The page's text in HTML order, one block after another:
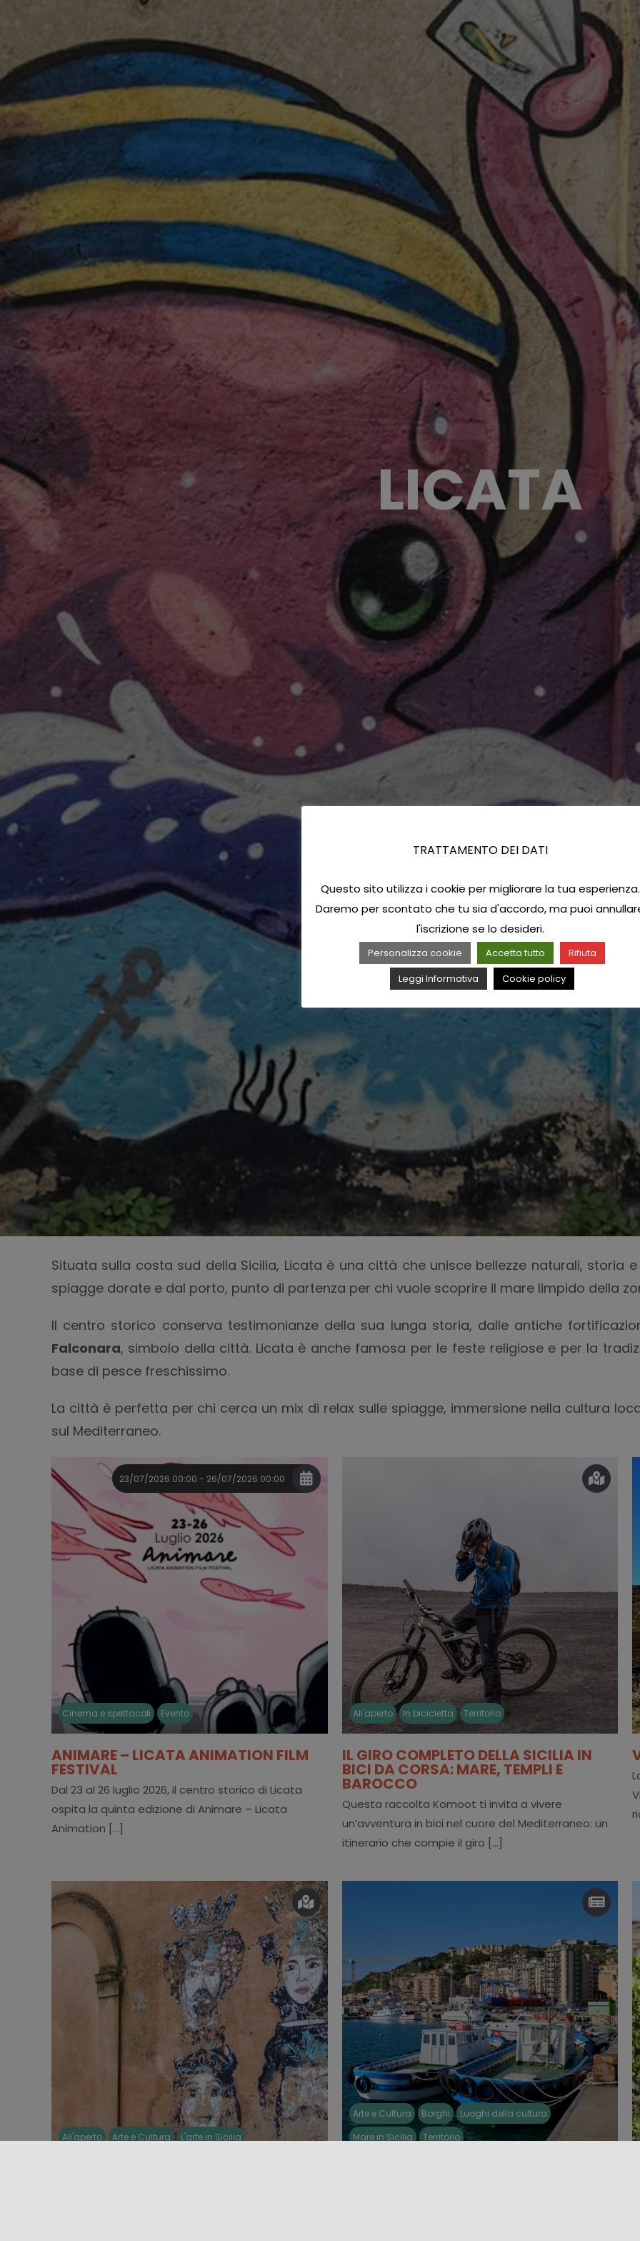
LICATA
Situata sulla costa sud della Sicilia, Licata è una città che unisce bellezze naturali, storia
spiagge dorate e dal porto, punto di partenza per chi vuole scoprire il mare limpido della
Il centro storico conserva testimonianze della sua lunga storia, dalle antiche
Falconara, simbolo della città. Licata è anche famosa per le feste religiose e per la
base di pesce freschissimo.
La città è perfetta per chi cerca un mix di relax sulle spiagge, immersione nella cultura
sul Mediterraneo.
23/07/2026 00:00 - 26/07/2026 00:00
Cinema e spettacoli Evento
ANIMARE – LICATA ANIMATION FILM
FESTIVAL
Dal 23 al 26 luglio 2026, il centro storico di Licata
ospita la quinta edizione di Animare – Licata
Animation [...]
All'aperto In bicicletta Territorio
IL GIRO COMPLETO DELLA SICILIA IN
BICI DA CORSA: MARE, TEMPLI E
BAROCCO
Questa raccolta Komoot ti invita a vivere
un’avventura in bici nel cuore del Mediterraneo: un
itinerario che compie il giro [...]
All'aperto Arte e Cultura L'arte in Sicilia
Arte e Cultura Borghi
Luoghi della cultura
Mare in Sicilia
Territorio
TRATTAMENTO DEI DATI
Questo sito utilizza i cookie per migliorare la tua esperienza.
Daremo per scontato che tu sia d'accordo, ma puoi
l'iscrizione se lo desideri.
Personalizza cookie Accetta tutto
Rifiuta
Leggi Informativa
Cookie policy